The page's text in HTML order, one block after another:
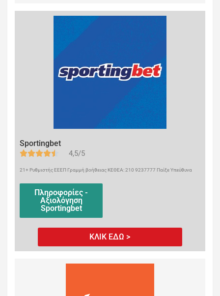
Sportingbet
4,5/5
21+ Ρυθμιστής ΕΕΕΠ Γραμμή βοήθειας ΚΕΘΕΑ: 210 9237777 Παίξε Υπεύθυνα
Πληροφορίες -
Αξιολόγηση
Sportingbet
ΚΛΙΚ ΕΔΩ >